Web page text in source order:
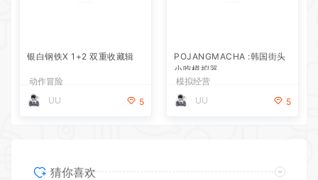
银白钢铁X 1+2 双重收藏辑
动作冒险
UU
5
POJANGMACHA :韩国街头
小吃模拟器
模拟经营
UU
5
猜你喜欢